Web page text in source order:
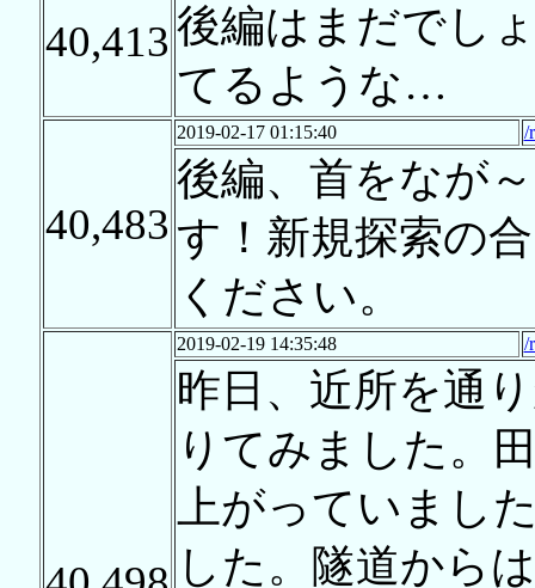
40,413後編はまだでし
てるような…
40,483
2019-02-17 01:15:40 /
後編、首をなが
す！新規探索の
ください。
2019-02-19 14:35:48 /
昨日、近所を通
りてみました。
上がっていまし
した。隧道から